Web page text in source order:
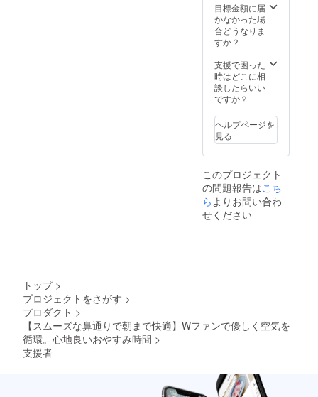
目標金額に届
かなかった場
合どうなりま
すか？
支援で困った
時はどこに相
談したらいい
ですか？
ヘルプページを
見る
このプロジェクト
の問題報告はこち
ら よりお問い合わ
せください
トップ >
プロジェクトをさがす >
プロダクト >
【スムーズな鼻通りで朝まで快適】Wファンで優しく空気を
循環。心地良いおやすみ時間 >
支援者